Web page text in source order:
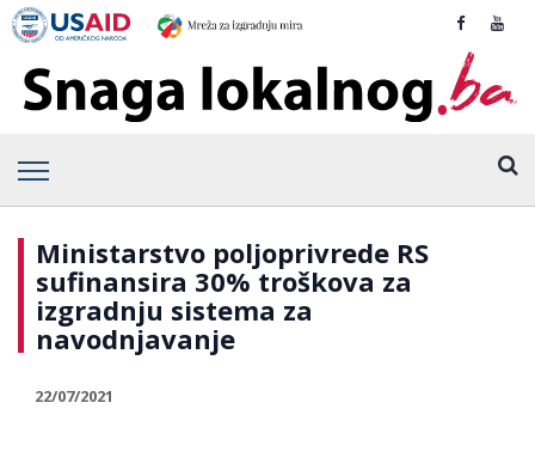
Ministarstvo poljoprivrede RS
sufinansira 30% troškova za
izgradnju sistema za
navodnjavanje
22/07/2021